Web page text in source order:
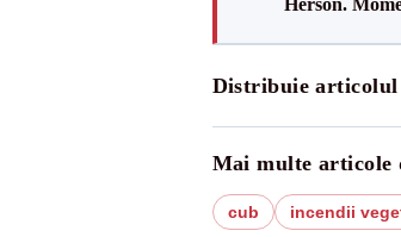
Herson.
Distribuie articolul
Mai multe articole
cub incendii